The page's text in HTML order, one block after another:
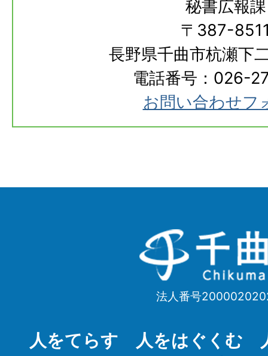
秘書広報課
〒387-
長野県千曲市杭瀬下
電話番号：026-
お問い合わせフ
千
曲
Chikuma
法人番号
人をてらす 人をはぐくむ